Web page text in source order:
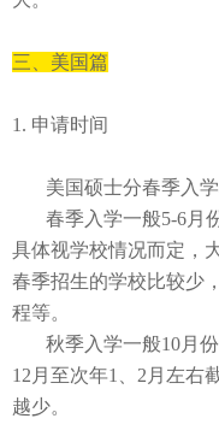
三、 美国篇
1. 申请时间
美国硕士分春季入
春季入学一般5-6月
具体视学校情况而定，
春季招生的学校比较少
程等。
秋季入学一般10月
12 月至次年1 2 月左右
越少。